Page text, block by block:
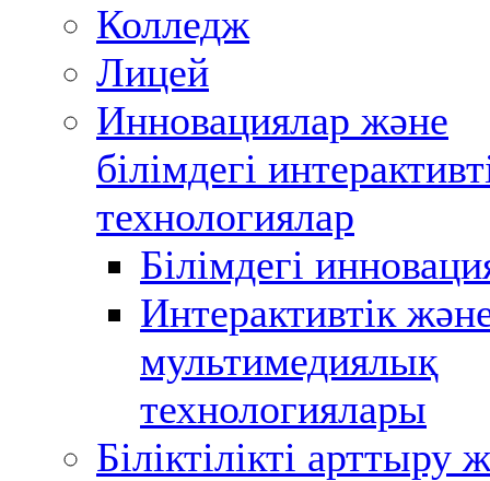
Колледж
Лицей
Инновациялар және
білімдегі
технологиялар
Білімдегі
Интерактивтік
мультимедиялық
технологиялары
Біліктілікті арттыру